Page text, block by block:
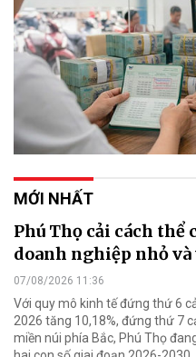
MỚI NHẤT
Phú Thọ cải cách thể
doanh nghiệp nhỏ và
07/08/2026 11:36
Với quy mô kinh tế đứng thứ 6
2026 tăng 10,18%, đứng thứ 7
miền núi phía Bắc, Phú Thọ